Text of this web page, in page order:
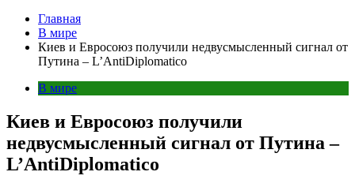
Главная
В мире
Киев и Евросоюз получили недвусмысленный сигнал от
Путина – L’AntiDiplomatico
В мире
Киев и Евросоюз получили
недвусмысленный сигнал от Путина –
L’AntiDiplomatico